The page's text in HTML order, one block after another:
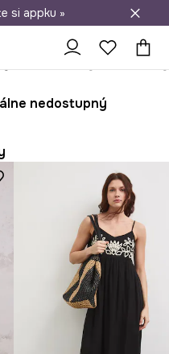
od 50 €
si appku »
nedostupný